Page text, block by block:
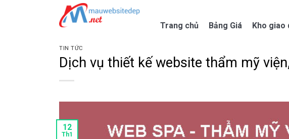
Trang chủ Bảng Giá Kho giao
TIN TỨC
Dịch vụ thiết kế website thẩm mỹ
12
Th1